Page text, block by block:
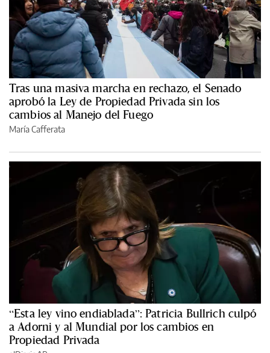
Tras una masiva marcha en rechazo, el Senado
aprobó la Ley de Propiedad Privada sin los
cambios al Manejo del Fuego
María Cafferata
“Esta ley vino endiablada”: Patricia Bullrich culpó
a Adorni y al Mundial por los cambios en
Propiedad Privada